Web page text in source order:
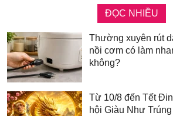
ĐỌC NHIỀU
Thường xuyên rút
nồi cơm có làm
không?
Từ 10/8 đến Tết
hội Giàu Như